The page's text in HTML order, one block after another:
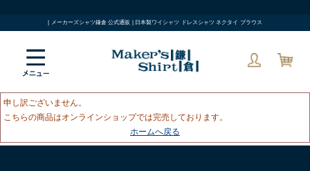
| メーカーズシャツ鎌倉 公式通販 | 日本製ワイシャツ ドレスシャツ ネクタイ ブラウス
申し訳ございません。
こちらの商品はオンラインショップでは完売しております。
ホームへ戻る